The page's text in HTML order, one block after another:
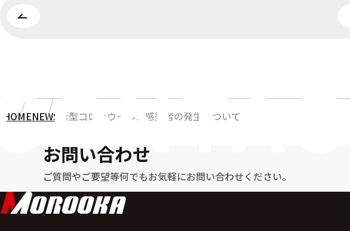
HOMENEWS 新型コロナウイルス感染者の発生について
お問い合わせ
ご質問やご要望等何でもお気軽にお問い合わせください。